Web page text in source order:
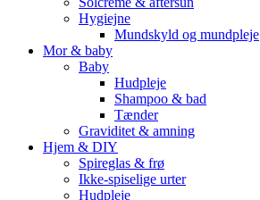
Hygiejne
Mundskyld og mundpleje
Mor & baby
Baby
Hudpleje
Shampoo & bad
Tænder
Graviditet & amning
Hjem & DIY
Spireglas & frø
Ikke-spiselige urter
Hudpleje